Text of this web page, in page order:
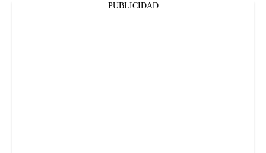
PUBLICIDAD